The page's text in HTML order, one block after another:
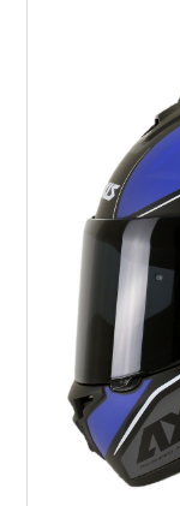
Scooter
Cub ve cg
Chopper ve cross
Racing motorlar
Touring ve naked